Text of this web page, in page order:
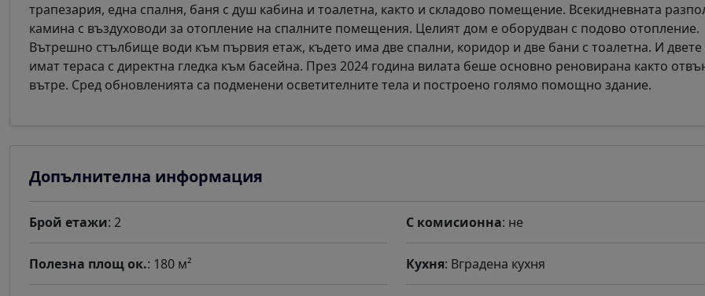
трапезария, една спалня, баня с душ кабина и тоалетна, както и складово помещение. Всекидневната
камина с въздуховоди за отопление на спалните помещения. Целият дом е оборудван с подово отопление.
Вътрешно стълбище води към първия етаж, където има две спални, коридор и две бани с тоалетна. И двете
имат тераса с директна гледка към басейна. През 2024 година вилата беше основно реновирана както
вътре. Сред обновленията са подменени осветителните тела и построено голямо помощно здание.
Допълнителна информация
Брой етажи: 2 С комисионна: не
Полезна площ ок.: 180 м² Кухня: Вградена кухня